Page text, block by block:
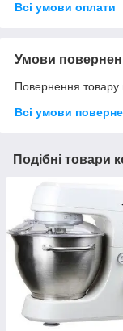
Всі умови оплати
Умови
Повернення товару
Всі умови
Подібні товари